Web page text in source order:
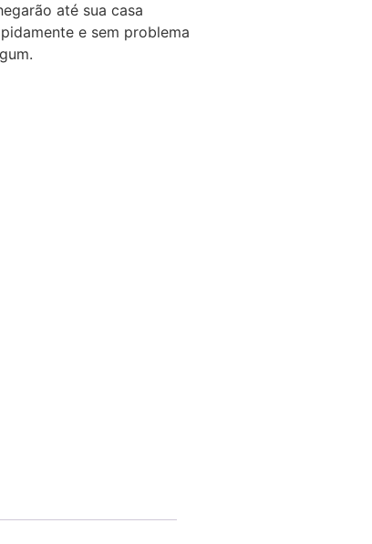
até sua casa
e sem problema